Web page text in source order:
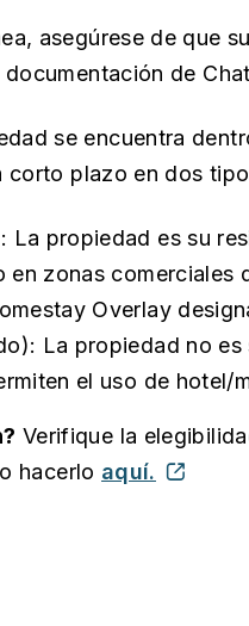
asegúrese de que
de
se encuentra
corto plazo en dos
propiedad es su
en zonas comerciales
Overlay
La propiedad no es
el uso de hotel/
Verifique la
hacerlo aquí.